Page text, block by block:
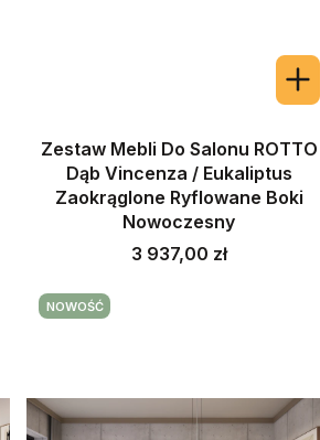
Zestaw Mebli Do Salonu ROTTO
Dąb Vincenza / Eukaliptus
Zaokrąglone Ryflowane Boki
Nowoczesny
Cena
3 937,00 zł
NOWOŚĆ